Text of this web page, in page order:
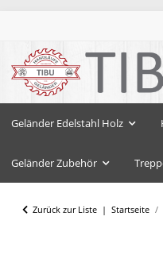
Geländer Edelstahl Holz
Geländer Zubehör
Zurück zur Liste Startseite